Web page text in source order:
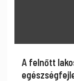
A felnőtt